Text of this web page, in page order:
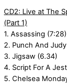
CD2: Live at The
(Part 1)
1. Assassing (7:28)
2. Punch And
3. Jigsaw (6.34)
4. Script For A
5. Chelsea